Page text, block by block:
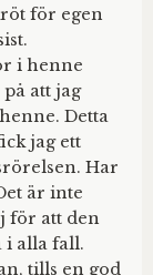
för egen
i henne
att jag
Detta
jag ett
Har
är inte
för att den
i alla fall.
tills en god